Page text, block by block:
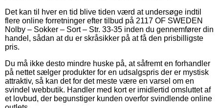
Det kan til hver en tid blive tiden værd at undersøge indtil
flere online forretninger efter tilbud på 2117 OF SWEDEN
Nolby – Sokker – Sort – Str. 33-35 inden du gennemfører din
handel, sådan at du er skråsikker på at få den prisbilligste
pris.
Du må ikke desto mindre huske på, at såfremt en forhandler
på nettet sælger produkter for en udsalgspris der er mystisk
attraktiv, så kan det for det meste være en varsel om en
svindel webbutik. Handler med kort er imidlertid omsluttet af
et lovbud, der begunstiger kunden overfor svindlende online